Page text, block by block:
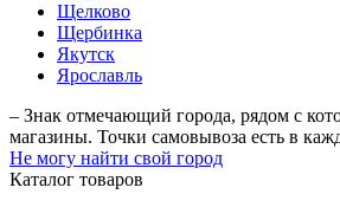
Щелково
Щербинка
Якутск
Ярославль
– Знак отмечающий города, рядом с
магазины. Точки самовывоза есть в
Не могу найти свой город
Каталог товаров